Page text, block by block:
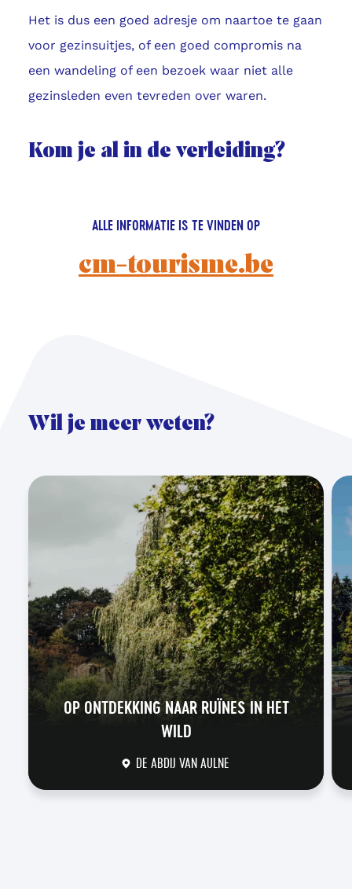
Het is dus een goed adresje om naartoe te gaan
voor gezinsuitjes, of een goed compromis na
een wandeling of een bezoek waar niet alle
gezinsleden even tevreden over waren.
Kom je al in de verleiding?
ALLE INFORMATIE IS TE VINDEN OP
cm-tourisme.be
Wil je meer weten?
OP ONTDEKKING NAAR RUÏNES IN HET
WILD
DE ABDIJ VAN AULNE